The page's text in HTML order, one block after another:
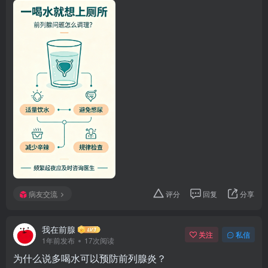
病友交流 评分 回复 分享
我在前腺
1年前发布 17次阅读
关注 私信
为什么说多喝水可以预防前列腺炎？